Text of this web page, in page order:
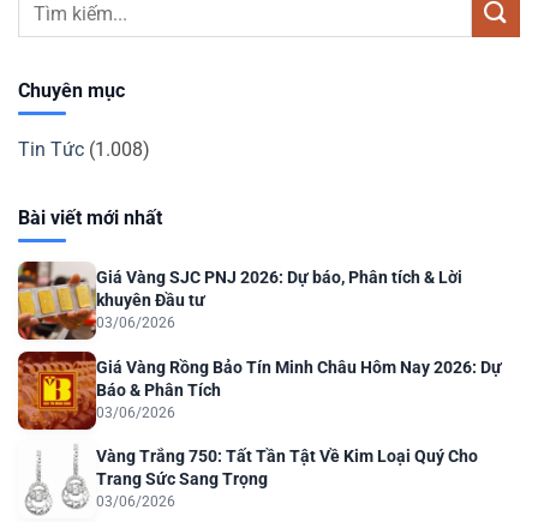
Chuyên mục
Tin Tức (1.008)
Bài viết mới nhất
Giá Vàng SJC PNJ 2026: Dự báo, Phân tích & Lời
khuyên Đầu tư
03/06/2026
Giá Vàng Rồng Bảo Tín Minh Châu Hôm Nay 2026: Dự
Báo & Phân Tích
03/06/2026
Vàng Trắng 750: Tất Tần Tật Về Kim Loại Quý Cho
Trang Sức Sang Trọng
03/06/2026